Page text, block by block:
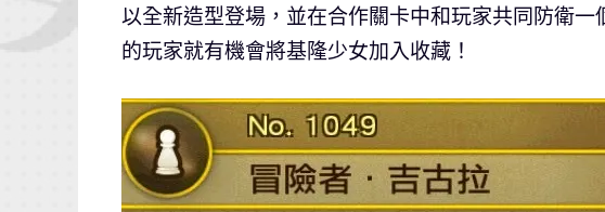
以全新造型登場，並在合作關卡中和玩家共同防衛
的玩家就有機會將基隆少女加入收藏！